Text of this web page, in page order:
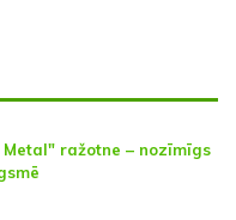
ražotne – nozīmīgs